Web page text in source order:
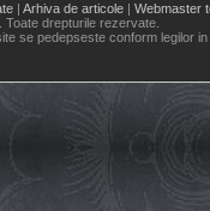
| Arhiva de articole | Webmaster
drepturile rezervate.
se pedepseste conform legilor